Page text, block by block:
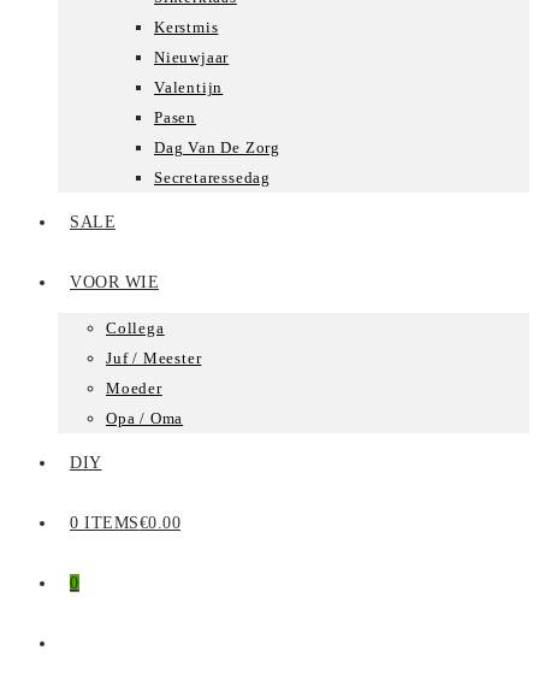
Kerstmis
Nieuwjaar
Valentijn
Pasen
Dag Van De Zorg
Secretaressedag
SALE
VOOR WIE
Collega
Juf / Meester
Moeder
Opa / Oma
DIY
0 ITEMS€0.00
0